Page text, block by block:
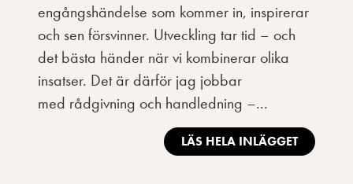
engångshändelse som kommer in, inspirerar
och sen försvinner. Utveckling tar tid – och
det bästa händer när vi kombinerar olika
insatser. Det är därför jag jobbar
med rådgivning och handledning –...
LÄS HELA INLÄGGET